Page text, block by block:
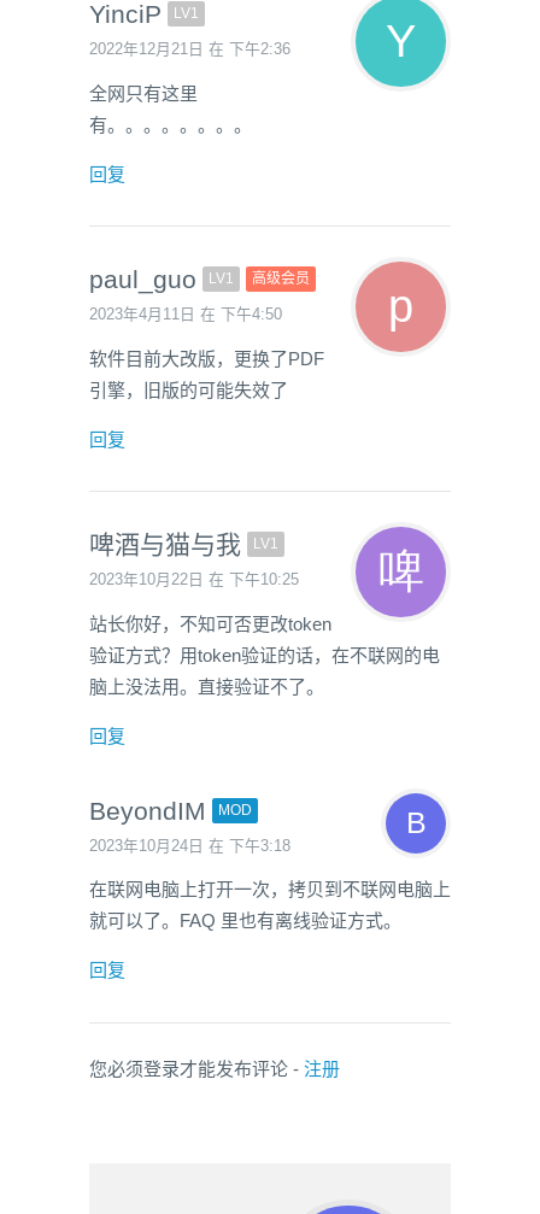
YinciP LV1
2022年12月21日 在 下午2:36
全网只有这里
有。。。。。。。。
回复
paul_guo LV1 高级会员
2023年4月11日 在 下午4:50
软件目前大改版，更换了PDF
引擎，旧版的可能失效了
回复
啤酒与猫与我 LV1
2023年10月22日 在 下午10:25
站长你好，不知可否更改token
验证方式？用token验证的话，在不联网的电
脑上没法用。直接验证不了。
回复
BeyondIM MOD
2023年10月24日 在 下午3:18
在联网电脑上打开一次，拷贝到不联网电脑上
就可以了。FAQ 里也有离线验证方式。
回复
您必须登录才能发布评论 - 注册